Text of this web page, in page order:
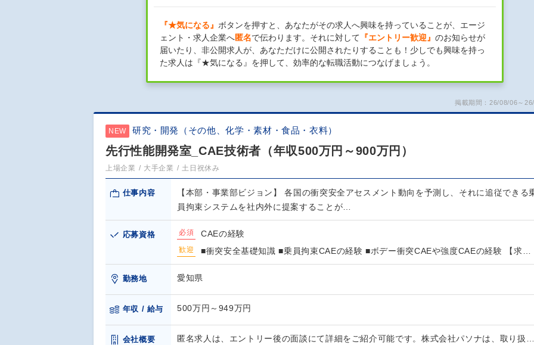
『★気になる』 ボタンを押すと、あなたがその求人へ興味を持っていることが、エージ
ェント・求人企業へ匿名で伝わります。それに対して 『エントリー歓迎』 のお知らせが
届いたり、非公開求人が、あなただけに公開されたりすることも！少しでも興味を持っ
た求人は『★気になる』を押して、効率的な転職活動につなげましょう。
掲載期間：26/08/06～
NEW 研究・開発（その他、化学・素材・食品・衣料）
先行性能開発室_CAE技術者（年収500万円～900万円）
上場企業 大手企業 土日祝休み
仕事内容
【本部・事業部ビジョン】 各国の衝突安全アセスメント動向を予測し、それに追従できる
員拘束システムを社内外に提案することが…
応募資格 必須 CAEの経験
歓迎 ■衝突安全基礎知識 ■乗員拘束CAEの経験 ■ボデー衝突CAEや強度CAEの経験 【求…
勤務地 愛知県
年収 / 給与 500万円～949万円
会社概要 匿名求人は、エントリー後の面談にて詳細をご紹介可能です。株式会社パソナは、取り扱…